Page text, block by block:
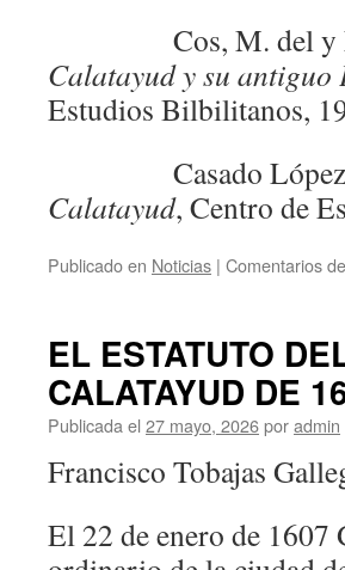
Cos, M. del y
Calatayud y su antiguo
Estudios Bilbilitanos,
Casado López,
Calatayud, Centro de
Publicado en Noticias | Comentarios
EL ESTATUTO
CALATAYUD DE
Publicada el 27 mayo, 2026poradmin
Francisco Tobajas
El 22 de enero de 1607